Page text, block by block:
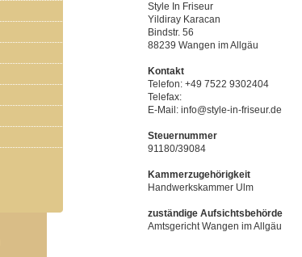
Style In Friseur
Yildiray Karacan
Bindstr. 56
88239 Wangen im Allgäu
Kontakt
Telefon: +49 7522 9302404
Telefax:
E-Mail: info@style-in-friseur.de
Steuernummer
91180/39084
Kammerzugehörigkeit
Handwerkskammer Ulm
zuständige Aufsichtsbehörde
Amtsgericht Wangen im Allgäu